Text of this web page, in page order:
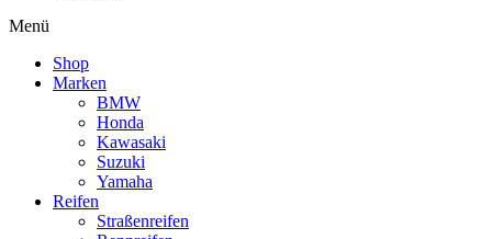
Menü
Shop
Marken
BMW
Honda
Kawasaki
Suzuki
Yamaha
Reifen
Straßenreifen